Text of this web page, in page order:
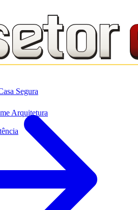
Segura
Arquitetura